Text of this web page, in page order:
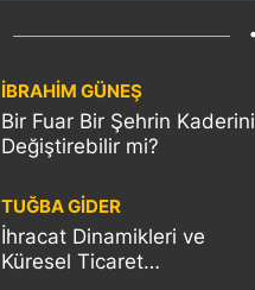
İBRAHİM GÜNEŞ
Bir Fuar Bir Şehrin Kaderini
Değiştirebilir mi?
TUĞBA GİDER
İhracat Dinamikleri ve
Küresel Ticaret